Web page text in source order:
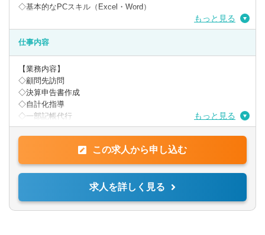
◇基本的なPCスキル（Excel・Word）
【歓迎要件】
◇第二新卒含む未経験者で税理士業界に興味のある方
◇税務業務の経験がある方
◇前職で業種問わず、ヒアリングや提案等を行ったことがある方
営業・金融・公務員なども可
【求める人物像】
◇責任感がある
◇自分事としてとらえることができること
◇会計業務や税務業務に興味がある方
◇新しいことに興味のある方
◇周囲の人と協力し、業務を勧められる方
◇成長意欲・向上心のある方
もっと見る
仕事内容
【業務内容】
◇顧問先訪問
◇決算申告書作成
◇自計化指導
◇一部記帳代行
【特徴】
◇岩月靖夫税理士事務所は税務だけではなく、成長経営にこだわ
る税理士事務所です。
◇成長経営のパートナーとして、長期的に寄り添いながら質の良
い確かなサービスを提供しています。
◇医科歯科を今後も強化していく事務所です。
◇法人：個人は7：3です。
もっと見る
この求人から申し込む
求人を詳しく見る